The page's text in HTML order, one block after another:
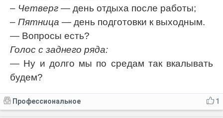
– Четверг — день отдыха после работы;
– Пятница — день подготовки к выходным.
— Вопросы есть?
Голос с заднего ряда:
— Ну и долго мы по средам так вкалывать
будем?
1
Профессиональное